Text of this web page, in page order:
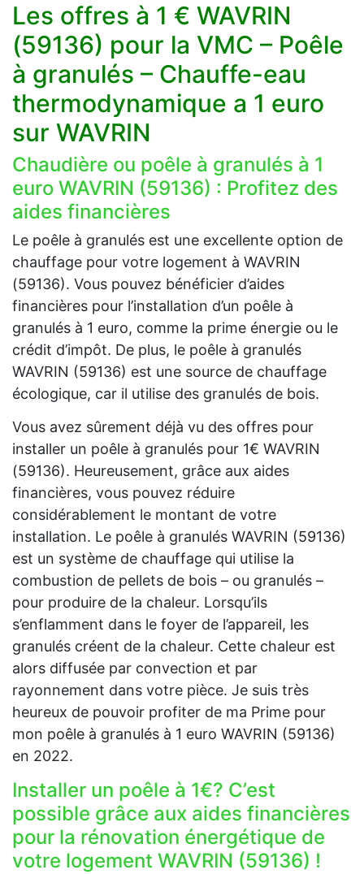
Les offres à 1 € WAVRIN
(59136) pour la VMC – Poêle
à granulés – Chauffe-eau
thermodynamique a 1 euro
sur WAVRIN
Chaudière ou poêle à granulés à 1
euro WAVRIN (59136) : Profitez des
aides financières
Le poêle à granulés est une excellente option de
chauffage pour votre logement à WAVRIN
(59136). Vous pouvez bénéficier d’aides
financières pour l’installation d’un poêle à
granulés à 1 euro, comme la prime énergie ou le
crédit d’impôt. De plus, le poêle à granulés
WAVRIN (59136) est une source de chauffage
écologique, car il utilise des granulés de bois.
Vous avez sûrement déjà vu des offres pour
installer un poêle à granulés pour 1€ WAVRIN
(59136). Heureusement, grâce aux aides
financières, vous pouvez réduire
considérablement le montant de votre
installation. Le poêle à granulés WAVRIN (59136)
est un système de chauffage qui utilise la
combustion de pellets de bois – ou granulés –
pour produire de la chaleur. Lorsqu’ils
s’enflamment dans le foyer de l’appareil, les
granulés créent de la chaleur. Cette chaleur est
alors diffusée par convection et par
rayonnement dans votre pièce. Je suis très
heureux de pouvoir profiter de ma Prime pour
mon poêle à granulés à 1 euro WAVRIN (59136)
en 2022.
Installer un poêle à 1€? C’est
possible grâce aux aides financières
pour la rénovation énergétique de
votre logement WAVRIN (59136) !